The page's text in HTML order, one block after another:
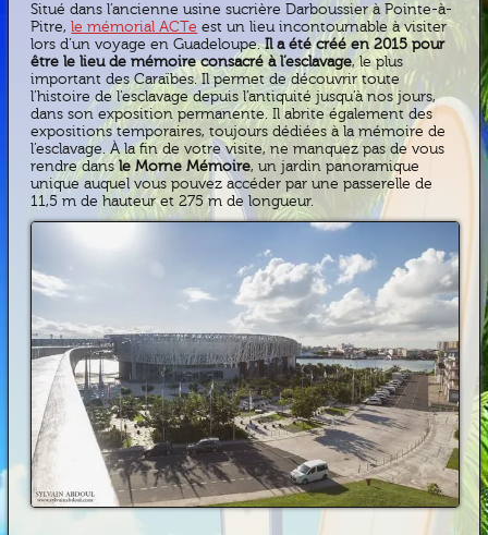
Situé dans l’ancienne usine sucrière Darboussier à Pointe-à-
Pitre,le mémorial ACTe est un lieu incontournable à visiter
lors d’un voyage en Guadeloupe.Il a été créé en 2015 pour
être le lieu de mémoire consacré à l’esclavage, le plus
important des Caraïbes. Il permet de découvrir toute
l’histoire de l’esclavage depuis l’antiquité jusqu’à nos jours,
dans son exposition permanente. Il abrite également des
expositions temporaires, toujours dédiées à la mémoire de
l’esclavage. À la fin de votre visite, ne manquez pas de vous
rendre dansle Morne Mémoire, un jardin panoramique
unique auquel vous pouvez accéder par une passerelle de
11,5 m de hauteur et 275 m de longueur.